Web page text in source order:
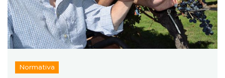
Normativa